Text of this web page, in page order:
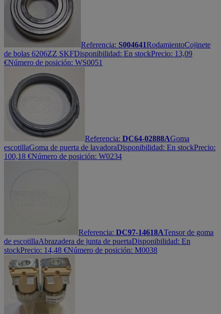
Referencia: S004641RodamientoCojinete
de bolas 6206ZZ SKFDisponibilidad: En stockPrecio: 13,09
€Número de posición: WS0051
Referencia: DC64-02888AGoma
escotillaGoma de puerta de lavadoraDisponibilidad: En stockPrecio:
100,18 €Número de posición: W0234
Referencia: DC97-14618ATensor de goma
de escotillaAbrazadera de junta de puertaDisponibilidad: En
stockPrecio: 14,48 €Número de posición: M0038